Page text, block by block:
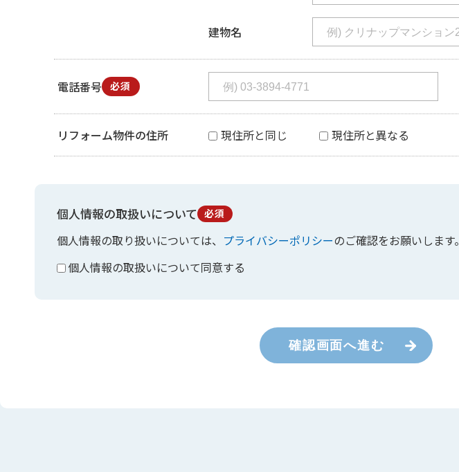
建物名
電話番号 必須
リフォーム物件の住所 現住所と同じ 現住所と異なる
個人情報の取扱いについて 必須
個人情報の取り扱いについては、 プライバシーポリシーのご確認をお願いします。
個人情報の取扱いについて同意する
確認画面へ進む